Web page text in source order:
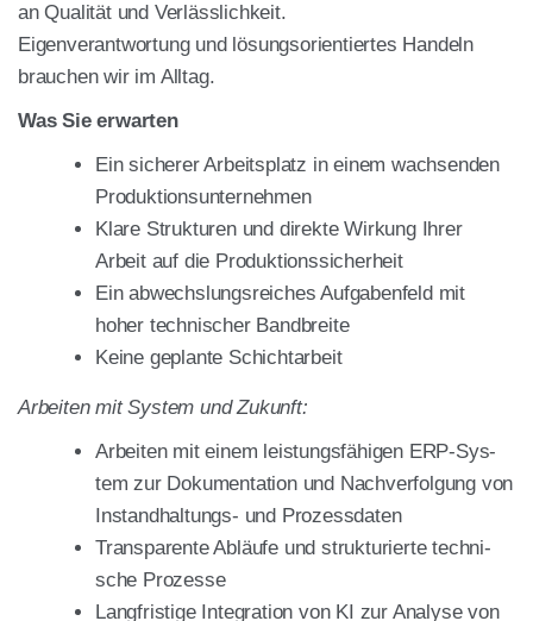
an Qua­li­tät und Ver­läss­lich­keit.
Eigen­ver­ant­wor­tung und lösungs­ori­en­tier­tes Han­deln
brau­chen wir im All­tag.
Was Sie erwar­ten
Ein siche­rer Arbeits­platz in einem wach­sen­den
Pro­duk­ti­ons­un­ter­neh­men
Kla­re Struk­tu­ren und direk­te Wir­kung Ihrer
Arbeit auf die Pro­duk­ti­ons­si­cher­heit
Ein abwechs­lungs­rei­ches Auf­ga­ben­feld mit
hoher tech­ni­scher Band­brei­te
Kei­ne geplan­te Schicht­ar­beit
Arbei­ten mit Sys­tem und Zukunft:
Arbei­ten mit einem leis­tungs­fä­hi­gen ERP-Sys­
tem zur Doku­men­ta­ti­on und Nach­ver­fol­gung von
Instand­hal­tungs- und Pro­zess­da­ten
Trans­pa­ren­te Abläu­fe und struk­tu­rier­te tech­ni­
sche Pro­zes­se
Lang­fris­ti­ge Inte­gra­ti­on von KI zur Ana­ly­se von